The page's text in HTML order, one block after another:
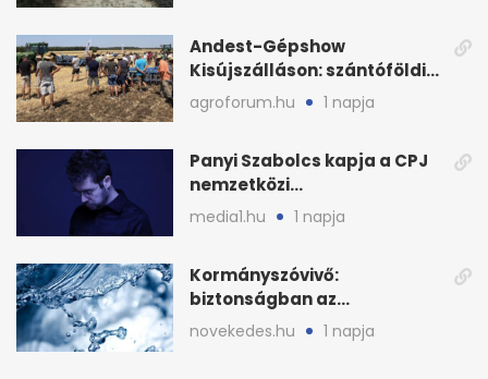
Andest-Gépshow
Kisújszálláson: szántóföldi
bemutató 2026. augusztus
12-én
agroforum.hu 1 napja
Panyi Szabolcs kapja a CPJ
nemzetközi
sajtószabadság-díját
media1.hu 1 napja
Kormányszóvivő:
biztonságban az
ivóvízkészlet, nincs
stratégiai vízhiány
novekedes.hu 1 napja